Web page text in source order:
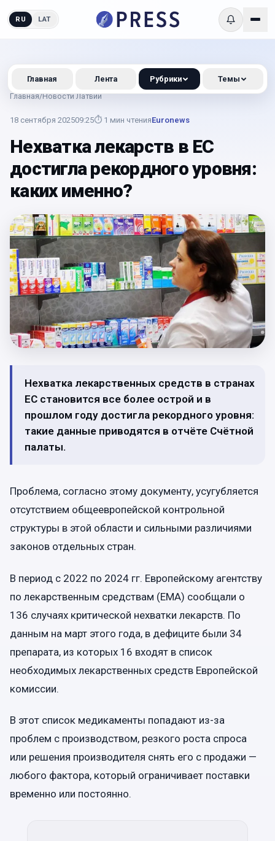
RU LAT
Главная/Новости Латвии
18 сентября 202509:25⏱ 1 мин чтенияEuronews
Нехватка лекарств в ЕС
достигла рекордного уровня:
каких именно?
Нехватка лекарственных средств в странах
ЕС становится все более острой и в
прошлом году достигла рекордного уровня:
такие данные приводятся в отчёте Счётной
палаты.
Проблема, согласно этому документу, усугубляется
отсутствием общеевропейской контрольной
структуры в этой области и сильными различиями
законов отдельных стран.
В период с 2022 по 2024 гг. Европейскому агентству
по лекарственным средствам (EMA) сообщали о
136 случаях критической нехватки лекарств. По
данным на март этого года, в дефиците были 34
препарата, из которых 16 входят в список
необходимых лекарственных средств Европейской
комиссии.
В этот список медикаменты попадают из-за
проблем с производством, резкого роста спроса
или решения производителя снять его с продажи —
любого фактора, который ограничивает поставки
временно или постоянно.
Главная Лента Рубрики Темы